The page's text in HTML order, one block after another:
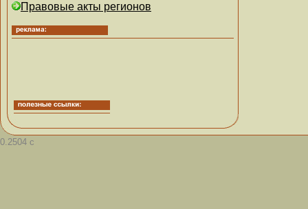
Правовые акты регионов
0.2504 с